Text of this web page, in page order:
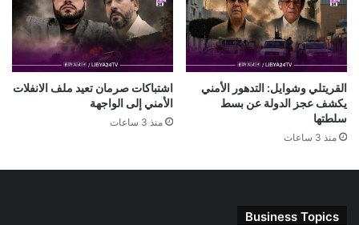
القريتلي وشوايل: التدهور الأمني
يكشف عجز الدولة عن بسط
سلطتها
منذ 3 ساعات
اشتباكات صرمان تعيد ملف الانفلات
الأمني إلى الواجهة
منذ 3 ساعات
Business Topics